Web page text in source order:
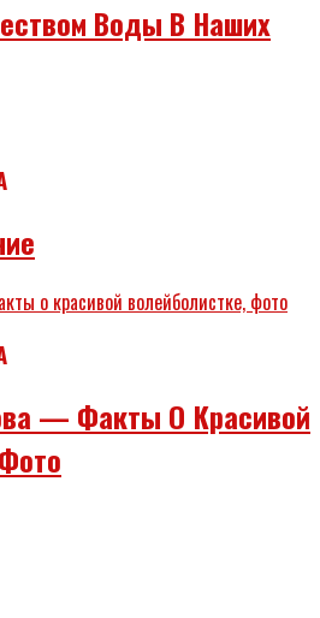
Воды В Наших
— Факты О Красивой